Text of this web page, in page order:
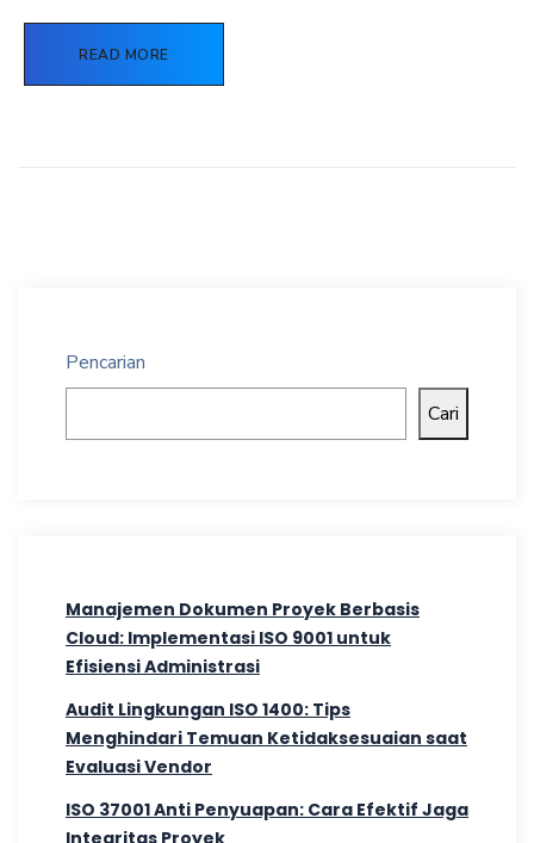
READ MORE
Pencarian
Cari
Manajemen Dokumen Proyek Berbasis
Cloud: Implementasi ISO 9001 untuk
Efisiensi Administrasi
Audit Lingkungan ISO 1400: Tips
Menghindari Temuan Ketidaksesuaian saat
Evaluasi Vendor
ISO 37001 Anti Penyuapan: Cara Efektif Jaga
Integritas Proyek